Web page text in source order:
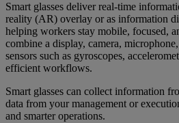
Smart glasses deliver real-time
reality (AR) overlay or as information
helping workers stay mobile, focused,
combine a display, camera,
sensors such as gyroscopes,
efficient workflows.
Smart glasses can collect information
data from your management or
and smarter operations.